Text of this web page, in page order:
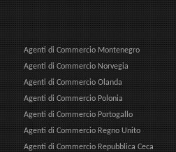
Agenti di Commercio Montenegro
Agenti di Commercio Norvegia
Agenti di Commercio Olanda
Agenti di Commercio Polonia
Agenti di Commercio Portogallo
Agenti di Commercio Regno Unito
Agenti di Commercio Repubblica Ceca